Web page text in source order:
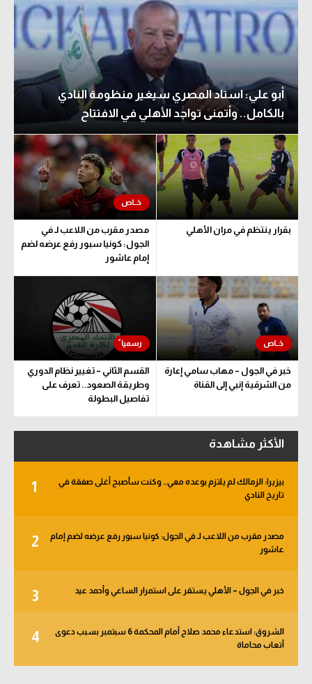
أبو علي: استاد المصري سيغير منظومة النادي
بالكامل.. وأتمنى تواجد الأهلي في الافتتاح
بقرار ينتظم في مران الأهلي
مصدر مقرب من اللاعب لـ في
الجول: كونيا سبور رفع عرضه لضم
إمام عاشور
خبر في الجول – مهاب سامي إعارة
من الشرقية إنبي إلى القناة
القسم الثاني – تغيير نظام الدوري
وطريقة الصعود.. تعرف على
تفاصيل البطولة
الأكثر مشاهدة
1
بيزيرا: الزمالك لم يلتزم بوعده معي.. وكنت سأصبح أغلى صفقة في
تاريخ النادي
2
مصدر مقرب من اللاعب لـ في الجول: كونيا سبور رفع عرضه لضم إمام
عاشور
3 خبر في الجول – الأهلي يستقر على استمرار الساعي وأحمد عيد
4
الشروق: استدعاء محمد صلاح أمام المحكمة 6 سبتمبر بسبب دعوى
أتعاب محاماة